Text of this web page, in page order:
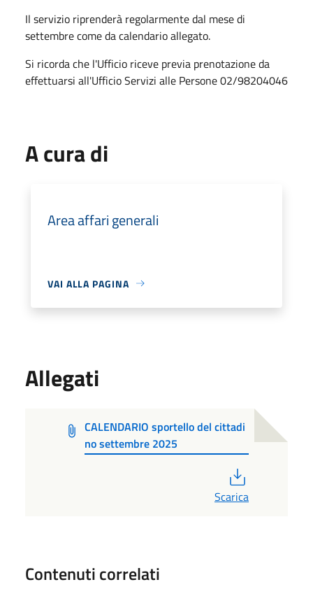
Il servizio riprenderà regolarmente dal mese di
settembre come da calendario allegato.
Si ricorda che l'Ufficio riceve previa prenotazione da
effettuarsi all'Ufficio Servizi alle Persone 02/98204046
A cura di
Area affari generali
VAI ALLA PAGINA
Allegati
CALENDARIO sportello del cittadi
no settembre 2025
Scarica
Contenuti correlati